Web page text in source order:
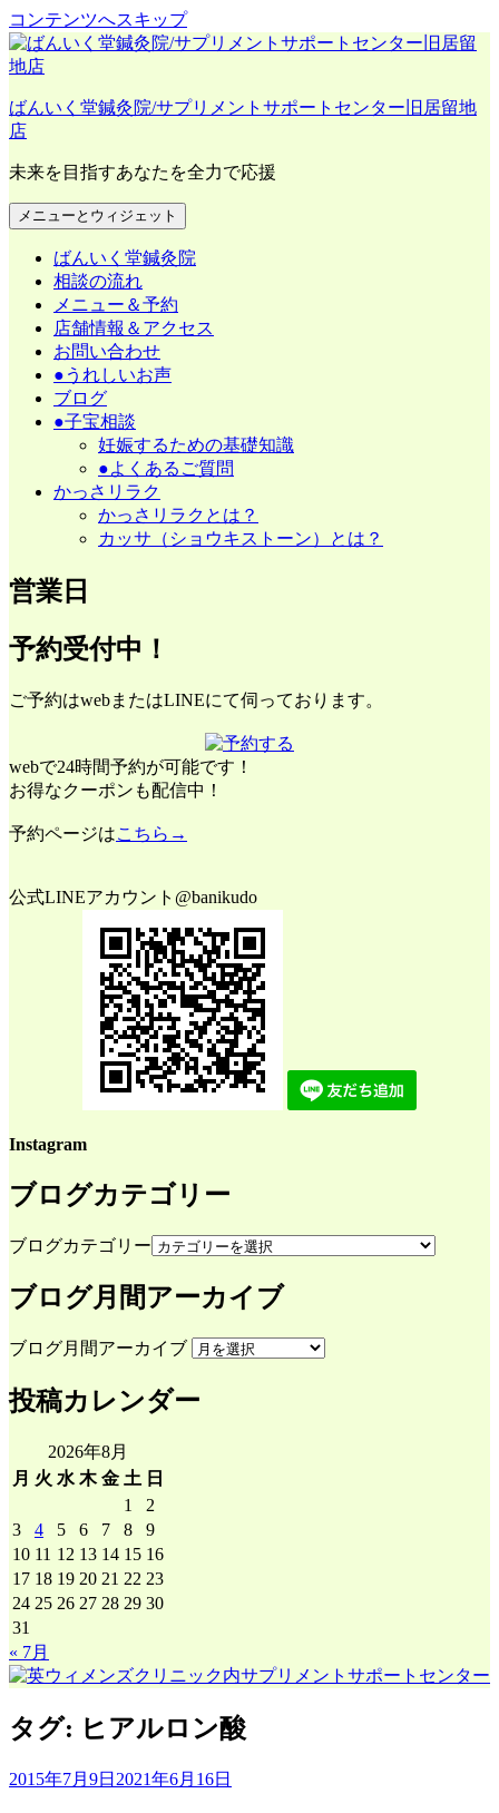
コンテンツへスキップ
ばんいく堂鍼灸院/サプリメントサポートセンター旧居留地
店
未来を目指すあなたを全力で応援
メニューとウィジェット
ばんいく堂鍼灸院
相談の流れ
メニュー＆予約
店舗情報＆アクセス
お問い合わせ
●うれしいお声
ブログ
●子宝相談
妊娠するための基礎知識
●よくあるご質問
かっさリラク
かっさリラクとは？
カッサ（ショウキストーン）とは？
営業日
予約受付中！
ご予約はwebまたはLINEにて伺っております。
webで24時間予約が可能です！
お得なクーポンも配信中！
予約ページはこちら→
公式LINEアカウント@banikudo
Instagram
ブログカテゴリー
ブログカテゴリー
ブログ月間アーカイブ
ブログ月間アーカイブ
投稿カレンダー
2026年8月
月 火 水 木 金 土 日
1
2
3
4 5 6 7 8
9
10 11 12 13 14 15 16
17 18 19 20 21 22 23
24 25 26 27 28 29 30
31
« 7月
タグ: ヒアルロン酸
2015年7月9日 2021年6月16日